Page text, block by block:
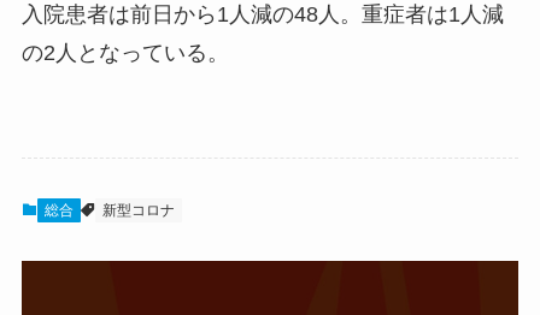
入院患者は前日から1人減の48人。重症者は1人減
の2人となっている。
総合 新型コロナ